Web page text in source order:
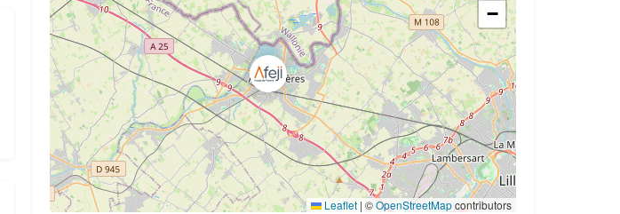
−
Leaflet | ©OpenStreetMapcontributors